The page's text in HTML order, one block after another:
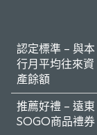
認定標準 – 與本
行月平均往來資
產餘額
推薦好禮 – 遠東
SOGO商品禮券